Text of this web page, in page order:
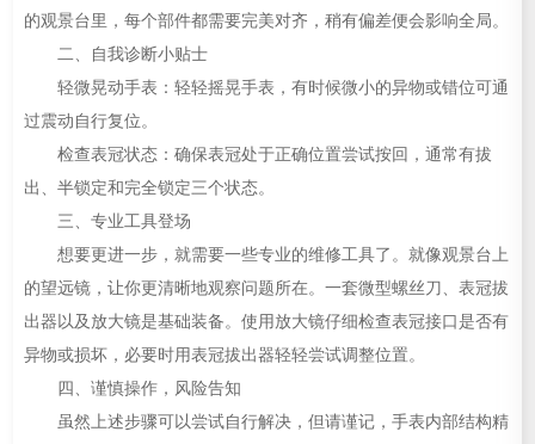
的观景台里，每个部件都需要完美对齐，稍有偏差便会影响全局。
二、自我诊断小贴士
轻微晃动手表：轻轻摇晃手表，有时候微小的异物或错位可通
过震动自行复位。
检查表冠状态：确保表冠处于正确位置尝试按回，通常有拔
出、半锁定和完全锁定三个状态。
三、专业工具登场
想要更进一步，就需要一些专业的维修工具了。就像观景台上
的望远镜，让你更清晰地观察问题所在。一套微型螺丝刀、表冠拔
出器以及放大镜是基础装备。使用放大镜仔细检查表冠接口是否有
异物或损坏，必要时用表冠拔出器轻轻尝试调整位置。
四、谨慎操作，风险告知
虽然上述步骤可以尝试自行解决，但请谨记，手表内部结构精